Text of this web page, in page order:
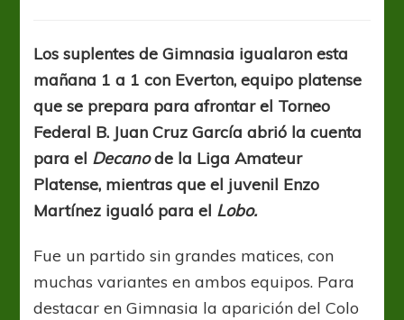
Everton
y
mañana,
San
Los suplentes de Gimnasia igualaron esta
mañana 1 a 1 con Everton, equipo platense
que se prepara para afrontar el Torneo
Federal B. Juan Cruz García abrió la cuenta
para el Decanode la Liga Amateur
Platense, mientras que el juvenil Enzo
Martínez igualó para el Lobo.
Fue un partido sin grandes matices, con
muchas variantes en ambos equipos. Para
destacar en Gimnasia la aparición del Colo